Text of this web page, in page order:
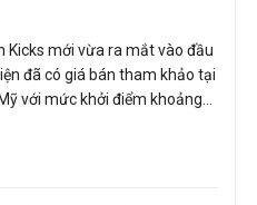
Kicks mới vừa ra mắt vào đầu
đã có giá bán tham khảo tại
với mức khởi điểm khoảng